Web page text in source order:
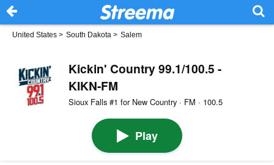
United States > South Dakota > Salem
Kickin' Country 99.1/100.5 -
KIKN-FM
Sioux Falls #1 for New Country · FM · 100.5
Play